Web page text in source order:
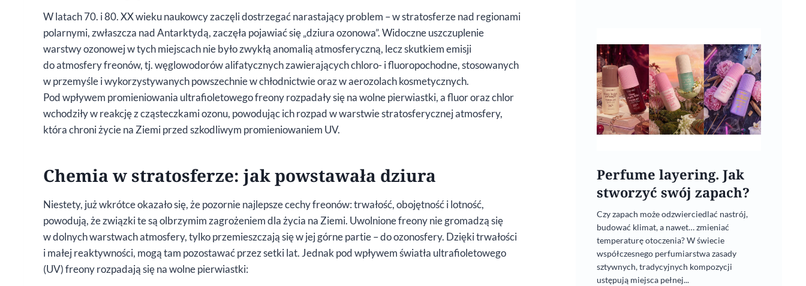
W latach 70. i 80. XX wieku naukowcy zaczęli dostrzegać narastający problem – w stratosferze nad regionami
polarnymi, zwłaszcza nad Antarktydą, zaczęła pojawiać się „dziura ozonowa”. Widoczne uszczuplenie
warstwy ozonowej w tych miejscach nie było zwykłą anomalią atmosferyczną, lecz skutkiem emisji
do atmosfery freonów, tj. węglowodorów alifatycznych zawierających chloro- i fluoropochodne, stosowanych
w przemyśle i wykorzystywanych powszechnie w chłodnictwie oraz w aerozolach kosmetycznych.
Pod wpływem promieniowania ultrafioletowego freony rozpadały się na wolne pierwiastki, a fluor oraz chlor
wchodziły w reakcję z cząsteczkami ozonu, powodując ich rozpad w warstwie stratosferycznej atmosfery,
która chroni życie na Ziemi przed szkodliwym promieniowaniem UV.
Chemia w stratosferze: jak powstawała dziura
Niestety, już wkrótce okazało się, że pozornie najlepsze cechy freonów: trwałość, obojętność i lotność,
powodują, że związki te są olbrzymim zagrożeniem dla życia na Ziemi. Uwolnione freony nie gromadzą się
w dolnych warstwach atmosfery, tylko przemieszczają się w jej górne partie – do ozonosfery. Dzięki trwałości
i małej reaktywności, mogą tam pozostawać przez setki lat. Jednak pod wpływem światła ultrafioletowego
(UV) freony rozpadają się na wolne pierwiastki:
Perfume layering. Jak
stworzyć swój zapach?
Czy zapach może odzwierciedlać nastrój,
budować klimat, a nawet… zmieniać
temperaturę otoczenia? W świecie
współczesnego perfumiarstwa zasady
sztywnych, tradycyjnych kompozycji
ustępują miejsca pełnej...